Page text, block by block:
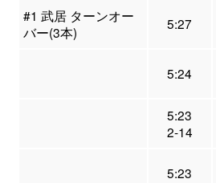
#1 武居 ターンオー
バー(3本)
5:27
5:24
5:23
2-14
5:23